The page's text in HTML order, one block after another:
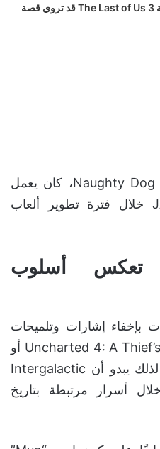
تروي بيكر: لعبة The Last of Us 3 قد تروي قصة
وقبل أن يتحول الفريق إلى Naughty Dog، كان يعمل
تحت اسم JAM Software خلال فترة تطوير ألعاب
تعكس أسلوب
بإخفاء إشارات وتلميحات
، لذلك يبدو أن Intergalactic
أسرار مرتبطة بتاريخ